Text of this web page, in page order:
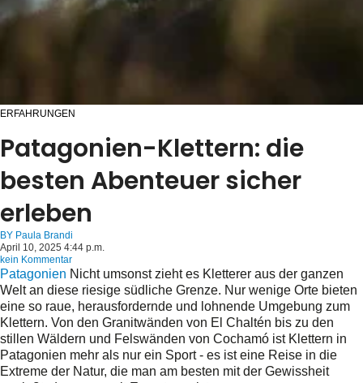
ERFAHRUNGEN
Patagonien-Klettern: die
besten Abenteuer sicher
erleben
BY Paula Brandi
April 10, 2025 4:44 p.m.
kein Kommentar
Patagonien Nicht umsonst zieht es Kletterer aus der ganzen
Welt an diese riesige südliche Grenze. Nur wenige Orte bieten
eine so raue, herausfordernde und lohnende Umgebung zum
Klettern. Von den Granitwänden von El Chaltén bis zu den
stillen Wäldern und Felswänden von Cochamó ist Klettern in
Patagonien mehr als nur ein Sport - es ist eine Reise in die
Extreme der Natur, die man am besten mit der Gewissheit